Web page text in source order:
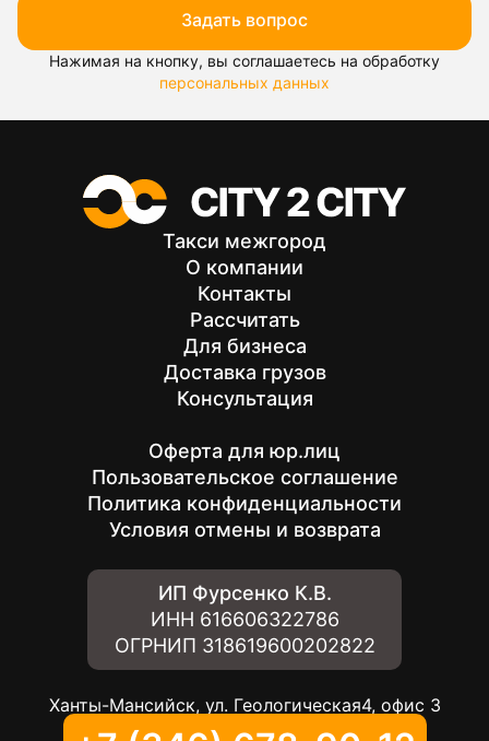
Задать вопрос
Нажимая на кнопку, вы соглашаетесь на обработку
персональных данных
Такси межгород
О компании
Контакты
Рассчитать
Для бизнеса
Доставка грузов
Консультация
Оферта для юр.лиц
Пользовательское соглашение
Политика конфиденциальности
Условия отмены и возврата
ИП Фурсенко К.В.
ИНН 616606322786
ОГРНИП 318619600202822
Ханты-Мансийск, ул. Геологическая4, офис 3